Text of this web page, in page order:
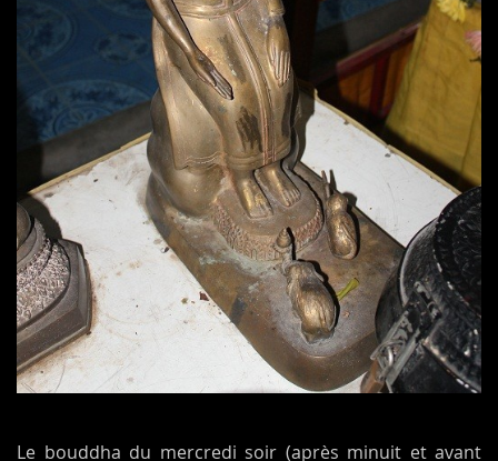
Le bouddha du mercredi soir (après minuit et avant